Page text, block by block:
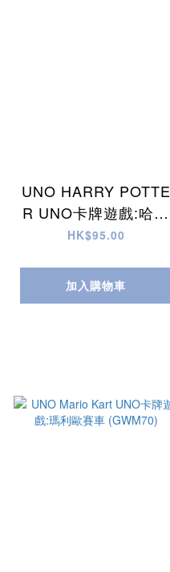
UNO HARRY POTTE
R UNO卡牌遊戲:哈利
波特 (FNC42)
HK$95.00
加入購物車